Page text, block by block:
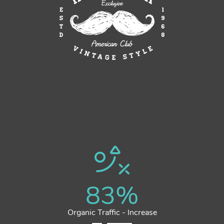
83%
Organic Traffic - Increase